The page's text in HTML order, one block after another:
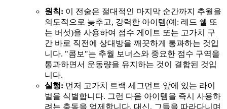
원칙: 이 전술은 절대적인 마지막 순간까지 추월을
의도적으로 늦추고, 강력한 아이템(예: 레드 쉘 또
는 버섯)을 사용하여 점수 게이트 또는 고가치 구
간 바로 직전에 상대방을 깨끗하게 통과하는 것입
니다. "콤보"는 추월 보너스와 중요한 점수 구역을
통과하면서 운동량을 유지하는 것이 결합된 것입
니다.
실행: 먼저 고가치 트랙 세그먼트 앞에 있는 라이
벌을 식별합니다. 그런 다음 아이템을 즉시 사용하
려는 충동을 억제합니다. 대신, 그들을 따라다니며